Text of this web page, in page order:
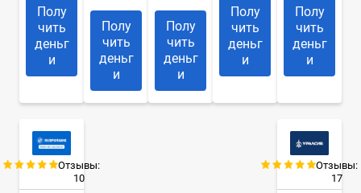
Полу
чить
деньг
и
Полу
чить
деньг
и
Полу
чить
деньг
и
Полу
чить
деньг
и
Полу
чить
деньг
и
Отзывы:
10
Отзывы:
17